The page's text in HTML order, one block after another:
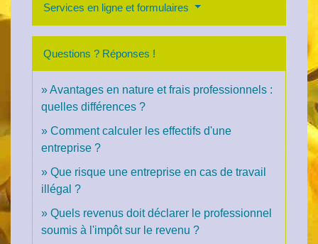
Services en ligne et formulaires
Questions ? Réponses !
Avantages en nature et frais professionnels :
quelles différences ?
Comment calculer les effectifs d'une
entreprise ?
Que risque une entreprise en cas de travail
illégal ?
Quels revenus doit déclarer le professionnel
soumis à l'impôt sur le revenu ?